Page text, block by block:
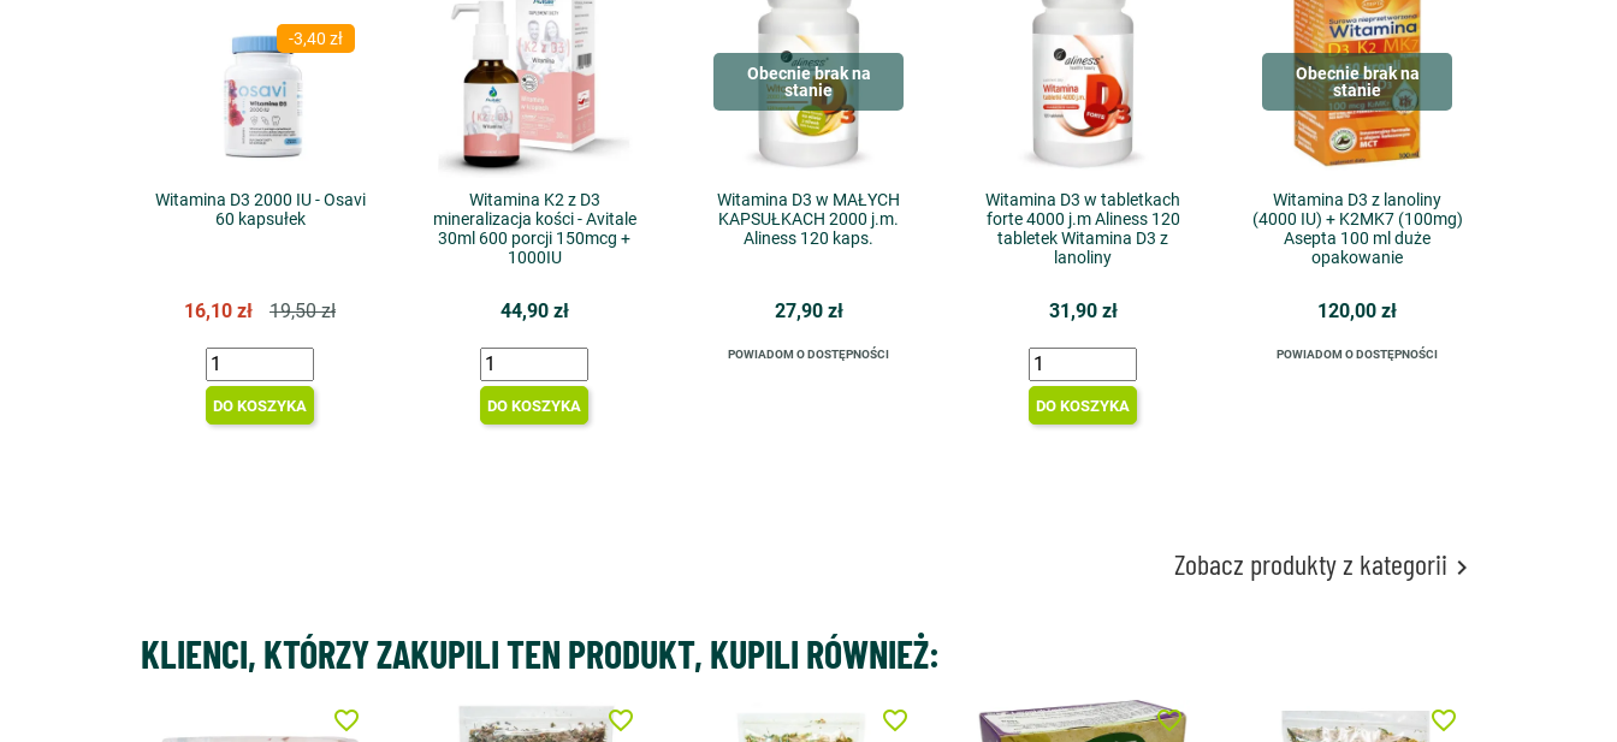
-3,40 zł
Witamina D3 2000 IU - Osavi
60 kapsułek
16,10 zł 19,50 zł
DO KOSZYKA
Witamina K2 z D3
mineralizacja kości - Avitale
30ml 600 porcji 150mcg +
1000IU
44,90 zł
DO KOSZYKA
Obecnie brak na
stanie
Witamina D3 w MAŁYCH
KAPSUŁKACH 2000 j.m.
Aliness 120 kaps.
27,90 zł
POWIADOM O DOSTĘPNOŚCI
Witamina D3 w tabletkach
forte 4000 j.m Aliness 120
tabletek Witamina D3 z
lanoliny
31,90 zł
DO KOSZYKA
Obecnie brak na
stanie
Witamina D3 z lanoliny
(4000 IU) + K2MK7 (100mg)
Asepta 100 ml duże
opakowanie
120,00 zł
POWIADOM O DOSTĘPNOŚCI
Zobacz produkty z kategorii 
KLIENCI, KTÓRZY ZAKUPILI TEN PRODUKT, KUPILI RÓWNIEŻ:
favorite_border favorite_border favorite_border favorite_border favorite_border